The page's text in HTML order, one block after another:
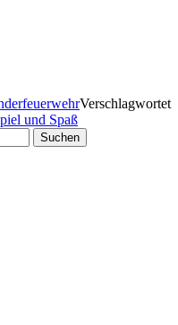
Verschlagwortet
und Spaß